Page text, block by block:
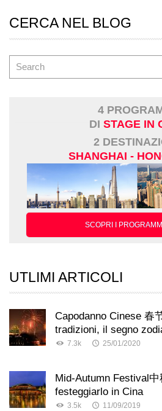
CERCA NEL BLOG
4
DI STAGE IN
2
SHANGHAI -
SCOPRI I
UTLIMI ARTICOLI
Capodanno Cinese 春
tradizioni, il segno
7.3k 25/01/2020
Mid-Autumn Festival中
festeggiarlo in Cina
3.5k 11/09/2019